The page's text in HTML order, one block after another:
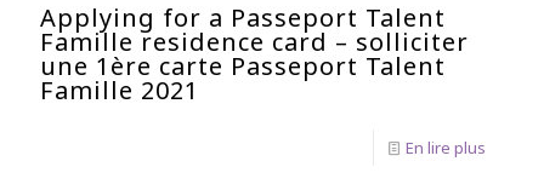
Applying for a Passeport Talent
Famille residence card – solliciter
une 1ère carte Passeport Talent
Famille 2021
En lire plus